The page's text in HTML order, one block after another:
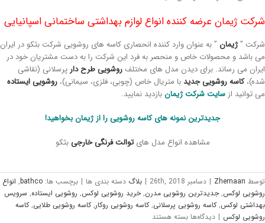
ژیمان عرضه کننده انواع لوازم بهداشتی ساختمانی اسپانیایی
” ژیمان” به عنوان وارد کننده انحصاری کاسه های روشویی شرکت بثکو در ایران
باشد و محصولات خاص و منحصر به فرد این شرکت را به دست مشتریان خود در
می رساند. برای دیدن مدل های مختلفروشویی طرح دارپرسلانی (نقاشی
کاسه روشویی جدیدبا متریال خاص (چوبی، فلزی، سیمانی)،روشویی ایستاده
توانید ازسایت شرکت ژیمانبازدید نمایید.
جدیدترین نمونه های کاسه روشویی را از ژیمان بخواهید!
مشاهده انواع مدل هایتوالت فرنگی خارجیبثکو
Zhemaan
| دسامبر 26th, 2018 | بلاگدسته بندی ها | برچسب ها:bathco
,انواع
لوکس,جدیدترین روشویی مدرن,خرید روشویی لوکس,روشویی ایستاده,سرویس
لوکس,کاسه روشویی پرسلانی,کاسه روشویی روکار,کاسه روشویی طلایی,کاسه
لوکس | دیدگاه‌هابسته هستند